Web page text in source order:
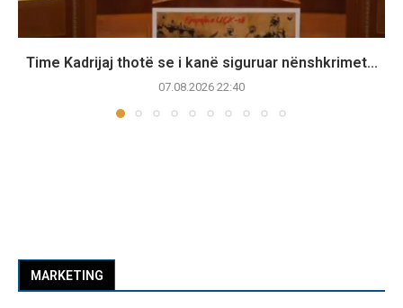
Time Kadrijaj thotë se i kanë siguruar nënshkrimet...
07.08.2026 22:40
MARKETING